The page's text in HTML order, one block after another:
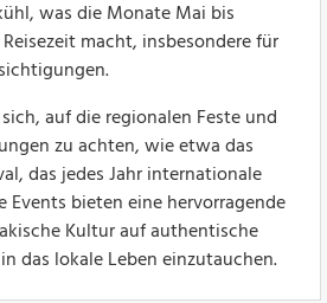
was die Monate Mai bis
macht, insbesondere für
auf die regionalen Feste und
zu achten, wie etwa das
das jedes Jahr internationale
Events bieten eine hervorragende
Kultur auf authentische
das lokale Leben einzutauchen.